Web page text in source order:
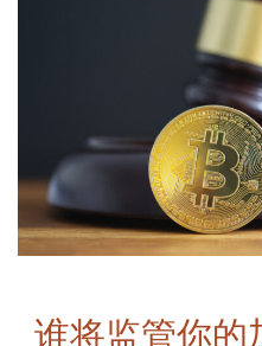
谁将监管你的